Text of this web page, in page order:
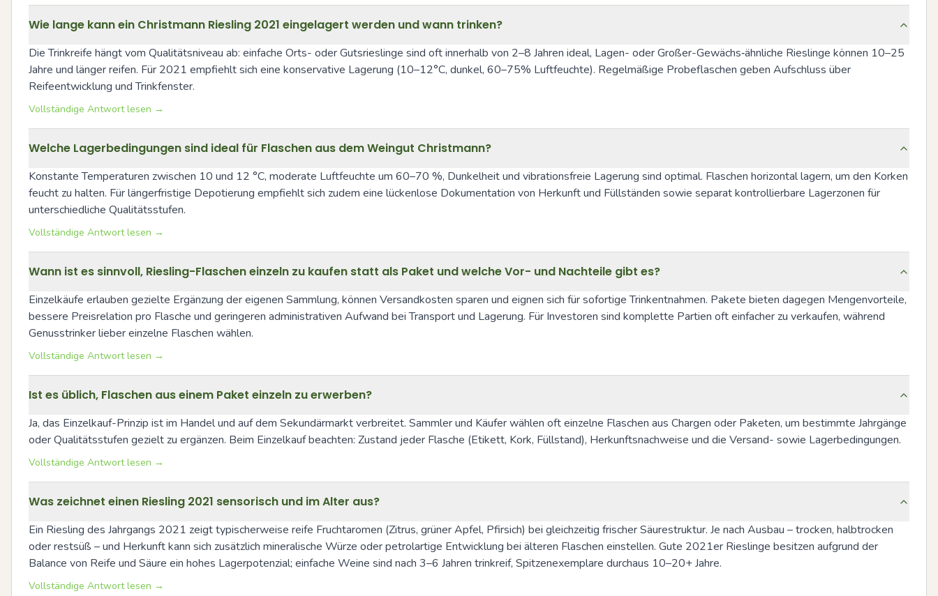
Wie lange kann ein Christmann Riesling 2021 eingelagert werden und wann trinken?
Die Trinkreife hängt vom Qualitätsniveau ab: einfache Orts- oder Gutsrieslinge sind oft innerhalb von 2–8 Jahren ideal, Lagen- oder Großer-Gewächs‑ähnliche Rieslinge können 10–25
Jahre und länger reifen. Für 2021 empfiehlt sich eine konservative Lagerung (10–12°C, dunkel, 60–75% Luftfeuchte). Regelmäßige Probeflaschen geben Aufschluss über
Reifeentwicklung und Trinkfenster.
Vollständige Antwort lesen →
Welche Lagerbedingungen sind ideal für Flaschen aus dem Weingut Christmann?
Konstante Temperaturen zwischen 10 und 12 °C, moderate Luftfeuchte um 60–70 %, Dunkelheit und vibrationsfreie Lagerung sind optimal. Flaschen horizontal lagern, um den Korken
feucht zu halten. Für längerfristige Depotierung empfiehlt sich zudem eine lückenlose Dokumentation von Herkunft und Füllständen sowie separat kontrollierbare Lagerzonen für
unterschiedliche Qualitätsstufen.
Vollständige Antwort lesen →
Wann ist es sinnvoll, Riesling-Flaschen einzeln zu kaufen statt als Paket und welche Vor- und Nachteile gibt es?
Einzelkäufe erlauben gezielte Ergänzung der eigenen Sammlung, können Versandkosten sparen und eignen sich für sofortige Trinkentnahmen. Pakete bieten dagegen Mengenvorteile,
bessere Preisrelation pro Flasche und geringeren administrativen Aufwand bei Transport und Lagerung. Für Investoren sind komplette Partien oft einfacher zu verkaufen, während
Genusstrinker lieber einzelne Flaschen wählen.
Vollständige Antwort lesen →
Ist es üblich, Flaschen aus einem Paket einzeln zu erwerben?
Ja, das Einzelkauf-Prinzip ist im Handel und auf dem Sekundärmarkt verbreitet. Sammler und Käufer wählen oft einzelne Flaschen aus Chargen oder Paketen, um bestimmte Jahrgänge
oder Qualitätsstufen gezielt zu ergänzen. Beim Einzelkauf beachten: Zustand jeder Flasche (Etikett, Kork, Füllstand), Herkunftsnachweise und die Versand- sowie Lagerbedingungen.
Vollständige Antwort lesen →
Was zeichnet einen Riesling 2021 sensorisch und im Alter aus?
Ein Riesling des Jahrgangs 2021 zeigt typischerweise reife Fruchtaromen (Zitrus, grüner Apfel, Pfirsich) bei gleichzeitig frischer Säurestruktur. Je nach Ausbau – trocken, halbtrocken
oder restsüß – und Herkunft kann sich zusätzlich mineralische Würze oder petrolartige Entwicklung bei älteren Flaschen einstellen. Gute 2021er Rieslinge besitzen aufgrund der
Balance von Reife und Säure ein hohes Lagerpotenzial; einfache Weine sind nach 3–6 Jahren trinkreif, Spitzenexemplare durchaus 10–20+ Jahre.
Vollständige Antwort lesen →